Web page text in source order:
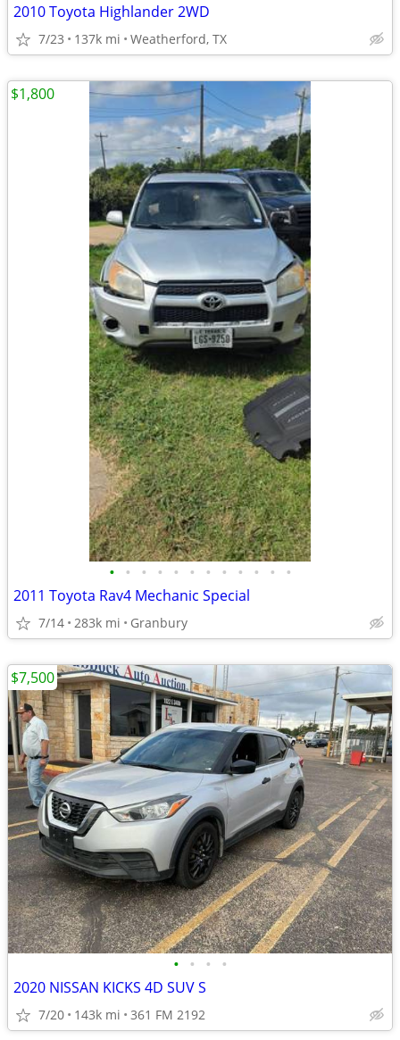
2010 Toyota Highlander 2WD
7/23 137k mi Weatherford, TX
• • • • • • • • • • • •
2011 Toyota Rav4 Mechanic Special
7/14 283k mi Granbury
$1,800
• • • •
2020 NISSAN KICKS 4D SUV S
7/20 143k mi 361 FM 2192
$7,500